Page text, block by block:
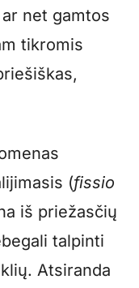
net gamtos
tikromis
(fissio
iš priežasčių
talpinti
Atsiranda